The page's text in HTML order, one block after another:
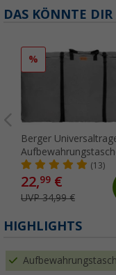
DAS KÖNNTE
%
Berger
vier Stühle
(13)
22,99 €
UVP 34,99 €
HIGHLIGHTS